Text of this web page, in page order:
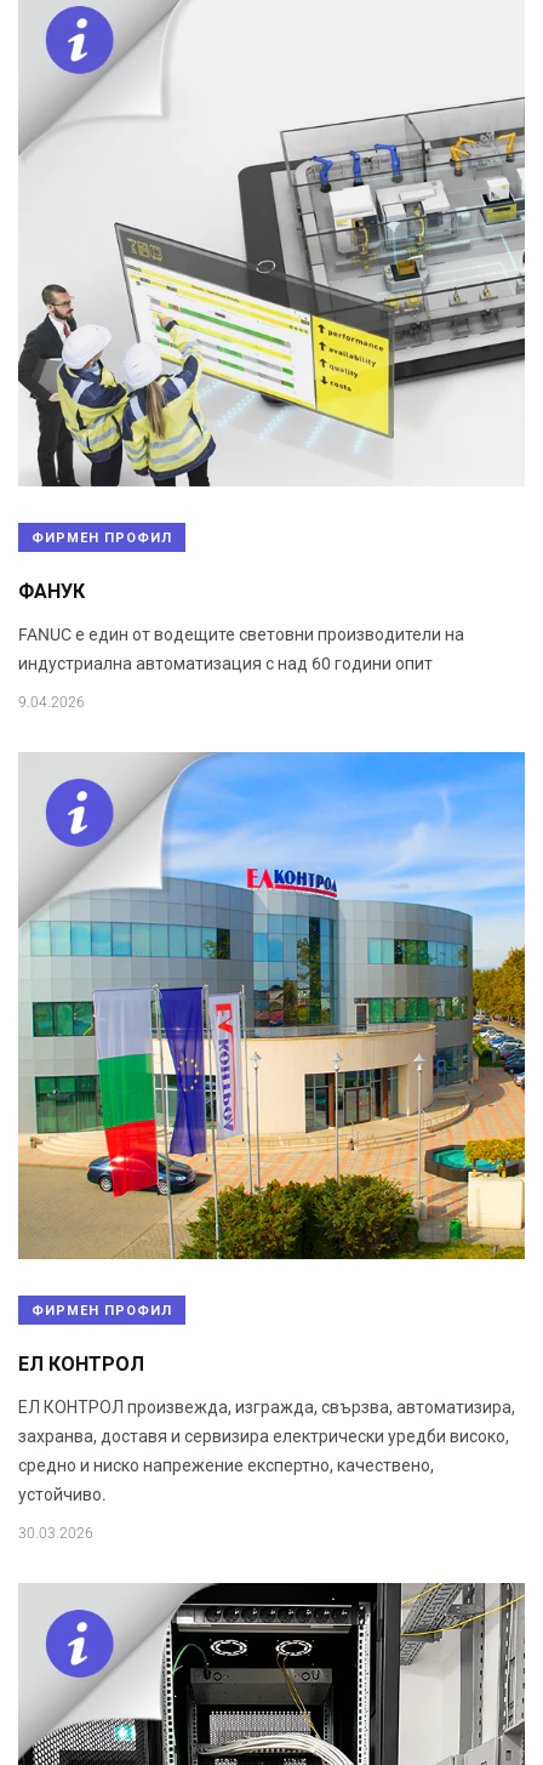
ФИРМЕН ПРОФИЛ
ФАНУК
FANUC е един от водещите световни производители на
индустриална автоматизация с над 60 години опит
9.04.2026
ФИРМЕН ПРОФИЛ
ЕЛ КОНТРОЛ
ЕЛ КОНТРОЛ произвежда, изгражда, свързва, автоматизира,
захранва, доставя и сервизира електрически уредби високо,
средно и ниско напрежение експертно, качествено,
устойчиво.
30.03.2026